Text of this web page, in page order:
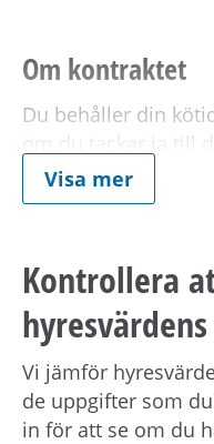
Om kontraktet
Du behåller din
om du tackar ja till
Beräknad
Boendetiden kan
beräknat på grund
området eller om
bostaden för
Visa mer
Kontrollera
Vi jämför
de uppgifter som
in för att se om du